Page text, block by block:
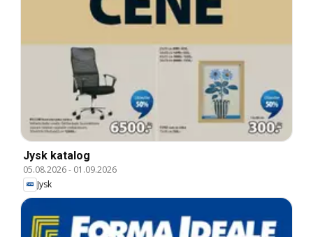
Jysk katalog
05.08.2026- 01.09.2026
Jysk